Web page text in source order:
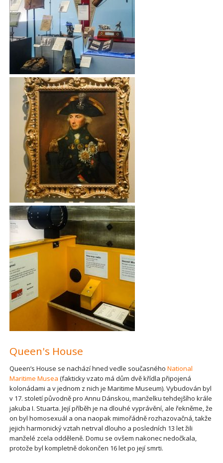
Queen's House
Queen’s House se nachází hned vedle současného National
Maritime Musea (fakticky vzato má dům dvě křídla připojená
kolonádami a v jednom z nich je Maritime Museum). Vybudován byl
v 17. století původně pro Annu Dánskou, manželku tehdejšího krále
jakuba I. Stuarta. Její příběh je na dlouhé vyprávění, ale řekněme, že
on byl homosexuál a ona naopak mimořádně rozhazovačná, takže
jejich harmonický vztah netrval dlouho a posledních 13 let žili
manželé zcela odděleně. Domu se ovšem nakonec nedočkala,
protože byl kompletně dokončen 16 let po její smrti.